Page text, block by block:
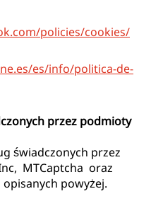
policies/cookies/
es/info/politica-de-
przez podmioty
świadczonych przez
MTCaptcha oraz
powyżej.